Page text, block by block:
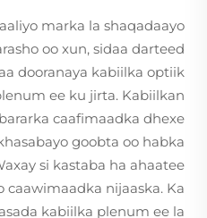
marka la shaqadaayo
oo xun, sidaa darteed
dooranaya kabiilka optiik
ee ku jirta. Kabiilkan
caafimaadka dhexe
goobta oo habka
si kastaba ha ahaatee
caawimaadka nijaaska. Ka
kabiilka plenum ee la